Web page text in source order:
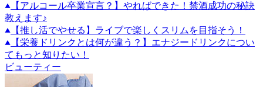
【アルコール卒業宣言？】やればできた！禁酒成功の秘訣
教えます♪
【推し活でやせる】ライブで楽しくスリムを目指そう！
【栄養ドリンクとは何が違う？】エナジードリンクについ
てもっと知りたい！
ビューティー